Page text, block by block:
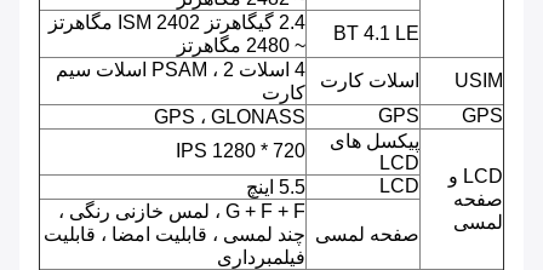
BT 4.1 LE
2.4 گیگاهرتز ISM 2402 مگاهرتز
~ 2480 مگاهرتز
USIM
اسلات کارت
4 اسلات PSAM ، 2 اسلات سیم
کارت
GPS
GPS GPS ، GLONASS
LCD و
صفحه
لمسی
پیکسل های
LCD
720 * 1280 IPS
LCD
5.5 اینچ
صفحه لمسی
G + F + F ، لمس خازنی رنگی ،
چند لمسی ، قابلیت امضا ، قابلیت
فیلمبرداری